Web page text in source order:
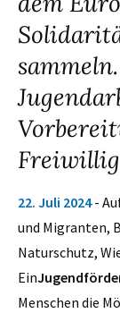
22. Juli 2024-
und Migranten,
Naturschutz,
Ein
Menschen die